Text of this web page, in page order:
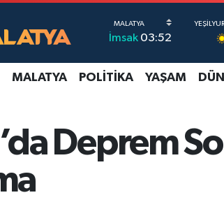
İmsak03:52
MALATYA POLITIKA YAŞAM
Deprem
Fikstür